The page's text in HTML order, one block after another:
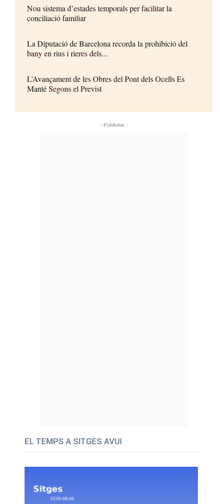
Nou sistema d’estades temporals per facilitar la
conciliació familiar
La Diputació de Barcelona recorda la prohibició del
bany en rius i rieres dels...
L’Avançament de les Obres del Pont dels Ocells Es
Manté Segons el Previst
- Publicitat -
EL TEMPS A SITGES AVUI